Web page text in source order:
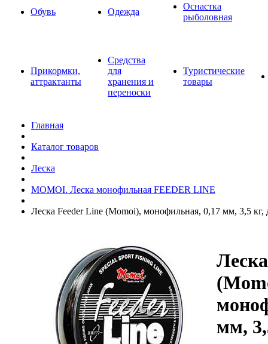
Обувь Одежда
Оснастка
рыболовная
Прикормки,
аттрактанты
Средства
для
хранения и
переноски
Туристические
товары
Главная
Каталог товаров
Леска
MOMOI. Леска монофильная FEEDER LINE
Леска Feeder Line (Momoi), монофильная, 0,17 мм, 3,5
мм,